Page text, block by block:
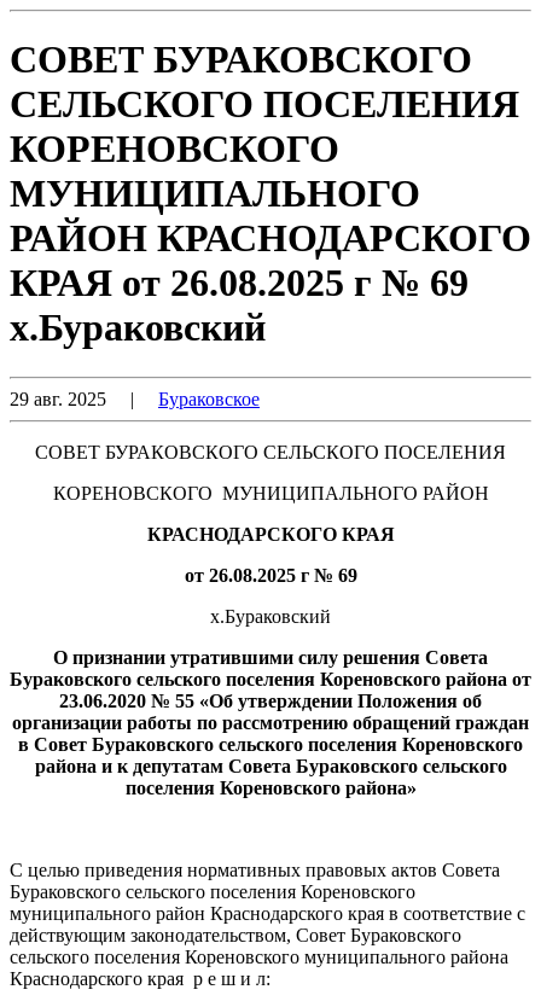
СОВЕТ БУРАКОВСКОГО
СЕЛЬСКОГО ПОСЕЛЕНИЯ
КОРЕНОВСКОГО
МУНИЦИПАЛЬНОГО
РАЙОН КРАСНОДАРСКОГО
КРАЯ от 26.08.2025 г № 69
х.Бураковский
29 авг. 2025 | Бураковское
СОВЕТ БУРАКОВСКОГО СЕЛЬСКОГО ПОСЕЛЕНИЯ
КОРЕНОВСКОГО МУНИЦИПАЛЬНОГО РАЙОН
КРАСНОДАРСКОГО КРАЯ
от 26.08.2025 г № 69
х.Бураковский
О признании утратившими силу решения Совета
Бураковского сельского поселения Кореновского района от
23.06.2020 № 55 «Об утверждении Положения об
организации работы по рассмотрению обращений граждан
в Совет Бураковского сельского поселения Кореновского
района и к депутатам Совета Бураковского сельского
поселения Кореновского района»
С целью приведения нормативных правовых актов Совета
Бураковского сельского поселения Кореновского
муниципального район Краснодарского края в соответствие с
действующим законодательством, Совет Бураковского
сельского поселения Кореновского муниципального района
Краснодарского края р е ш и л: